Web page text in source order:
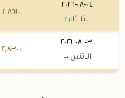
٠٤-٠٨-٢٠٢٦
الثلاثاء ↑
٢,٨٦١ .٢٠
٠٣-٠٨-٢٠٢٦
الاثنين →
٢,٨٣٠ .١٠